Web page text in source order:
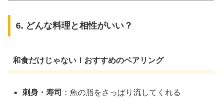
6. どんな料理と相性がいい？
和食だけじゃない！おすすめのペアリング
刺身・寿司
：魚の脂をさっぱり流してくれる